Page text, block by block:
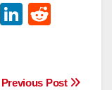
T
gr
Li
e
di
Previous Post